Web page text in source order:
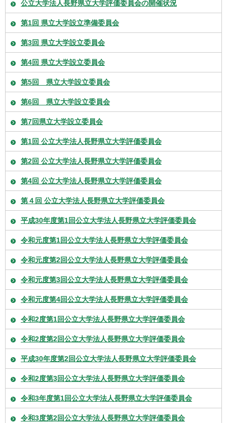
公立大学法人長野県立大学評価委員会の開催状況
第1回 県立大学設立準備委員会
第3回 県立大学設立委員会
第4回 県立大学設立委員会
第5回 県立大学設立委員会
第6回 県立大学設立委員会
第7回県立大学設立委員会
第1回 公立大学法人長野県立大学評価委員会
第2回 公立大学法人長野県立大学評価委員会
第4回 公立大学法人長野県立大学評価委員会
第４回 公立大学法人長野県立大学評価委員会
平成30年度第1回公立大学法人長野県立大学評価委員会
令和元度第1回公立大学法人長野県立大学評価委員会
令和元度第2回公立大学法人長野県立大学評価委員会
令和元度第3回公立大学法人長野県立大学評価委員会
令和元度第4回公立大学法人長野県立大学評価委員会
令和2度第1回公立大学法人長野県立大学評価委員会
令和2度第2回公立大学法人長野県立大学評価委員会
平成30年度第2回公立大学法人長野県立大学評価委員会
令和2度第3回公立大学法人長野県立大学評価委員会
令和3年度第1回公立大学法人長野県立大学評価委員会
令和3度第2回公立大学法人長野県立大学評価委員会